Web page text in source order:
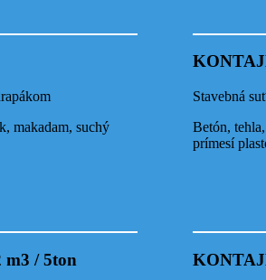
makadam, suchý
Stavebná
Betón,
prímesí
/ 5ton